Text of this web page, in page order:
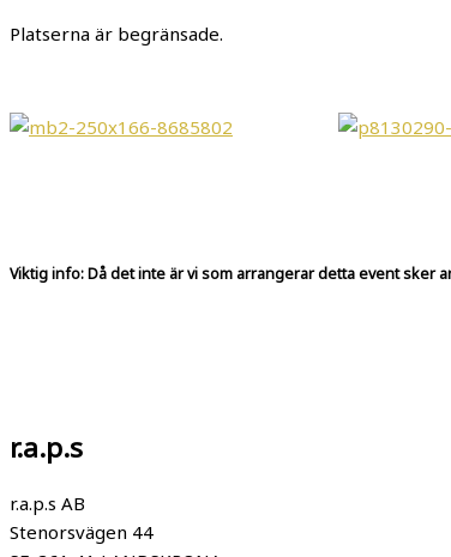
Platserna är begränsade.
Viktig info: Då det inte är vi som arrangerar detta event sker
r.a.p.s
r.a.p.s AB
Stenorsvägen 44